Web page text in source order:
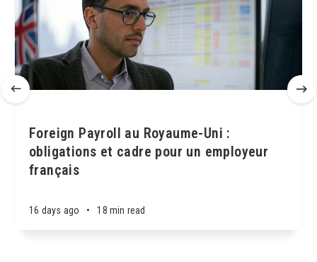
Foreign Payroll au Royaume-Uni :
obligations et cadre pour un employeur
français
16 days ago • 18 min read